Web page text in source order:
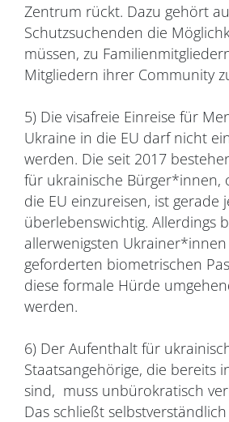
Zentrum rückt. Dazu gehört
Schutzsuchenden die
müssen, zu
Mitgliedern ihrer Community
5) Die visafreie Einreise für
Ukraine in die EU darf nicht
werden. Die seit 2017
für ukrainische Bürger*innen,
die EU einzureisen, ist gerade
überlebenswichtig. Allerdings
allerwenigsten
geforderten biometrischen
diese formale Hürde
werden.
6) Der Aufenthalt für
Staatsangehörige, die bereits
sind, muss unbürokratisch
Das schließt